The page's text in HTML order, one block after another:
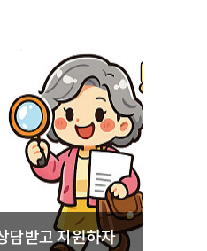
담받고 지원하자